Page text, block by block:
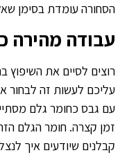
הסחורה עומדת בסימן
עבודה מהירה
רוצים לסיים את
עליכם לעשות זה לבחור
עם גבס כחומר גלם
זמן קצרה. חומר הגלם
קבלנים שיודעים איך